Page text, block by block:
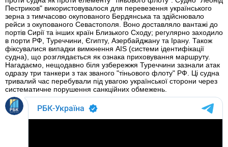
Пестриков" використовувалося для перевезення українського
зерна з тимчасово окупованого Бердянська та здійснювало
рейси з окупованого Севастополя. Воно доставляло вантажі до
портів Сирії та інших країн Близького Сходу; регулярно заходило
в порти РФ, Туреччини, Єгипту, Азербайджану та Ірану. Також
фіксувалися випадки вимкнення AIS (системи ідентифікації
судна), що розглядається як ознака приховування маршруту.
Нагадаємо, нещодавно біля узбережжя Туреччини зазнали атак
одразу три танкери з так званого "тіньового флоту" РФ. Ці судна
тривалий час перебували під увагою української сторони через
систематичне порушення санкційних обмежень.